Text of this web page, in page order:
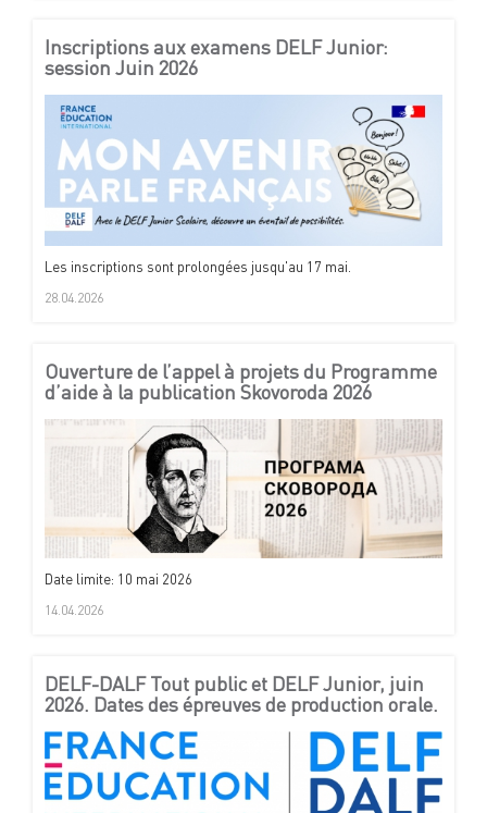
Inscriptions aux examens DELF Junior:
session Juin 2026
Les inscriptions sont prolongées jusqu'au 17 mai.
28.04.2026
Ouverture de l’appel à projets du Programme
d’aide à la publication Skovoroda 2026
Date limite: 10 mai 2026
14.04.2026
DELF-DALF Tout public et DELF Junior, juin
2026. Dates des épreuves de production orale.